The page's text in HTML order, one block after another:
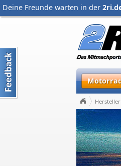
Deine Freunde warten in der
Hersteller